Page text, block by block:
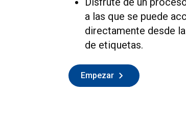
a las que se puede
directamente desde
de etiquetas.
Empezar